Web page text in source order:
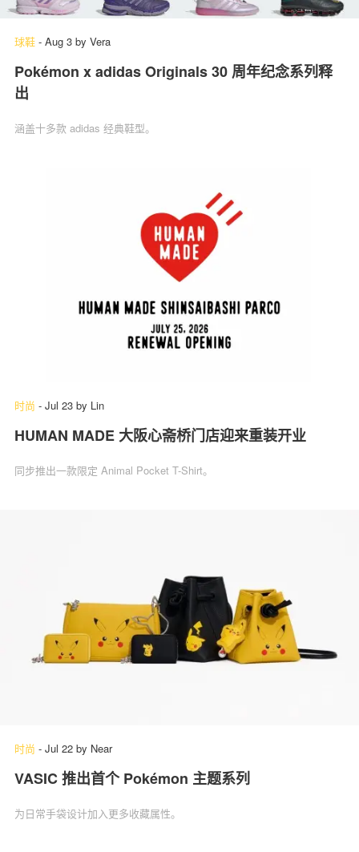
球鞋 - Aug 3 by Vera
Pokémon x adidas Originals 30 周年纪念系列释
出
涵盖十多款 adidas 经典鞋型。
时尚 - Jul 23 by Lin
HUMAN MADE 大阪心斋桥门店迎来重装开业
同步推出一款限定 Animal Pocket T-Shirt。
时尚 - Jul 22 by Near
VASIC 推出首个 Pokémon 主题系列
为日常手袋设计加入更多收藏属性。